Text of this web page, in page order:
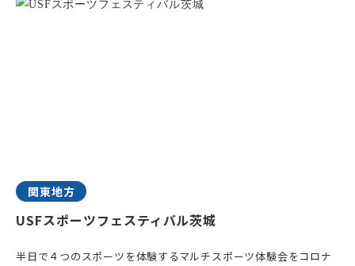
関東地方
USFスポーツフェスティバル茨城
半日で４つのスポーツを体験するマルチスポーツ体験会をコロナ